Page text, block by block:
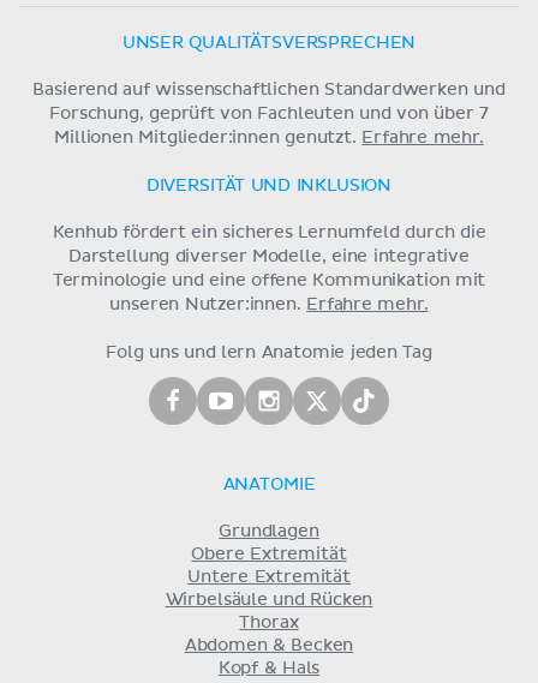
UNSER QUALITÄTSVERSPRECHEN
Basierend auf wissenschaftlichen Standardwerken und
Forschung, geprüft von Fachleuten und von über 7
Millionen Mitglieder:innen genutzt. Erfahre mehr.
DIVERSITÄT UND INKLUSION
Kenhub fördert ein sicheres Lernumfeld durch die
Darstellung diverser Modelle, eine integrative
Terminologie und eine offene Kommunikation mit
unseren Nutzer:innen. Erfahre mehr.
Folg uns und lern Anatomie jeden Tag
ANATOMIE
Grundlagen
Obere Extremität
Untere Extremität
Wirbelsäule und Rücken
Thorax
Abdomen & Becken
Kopf & Hals